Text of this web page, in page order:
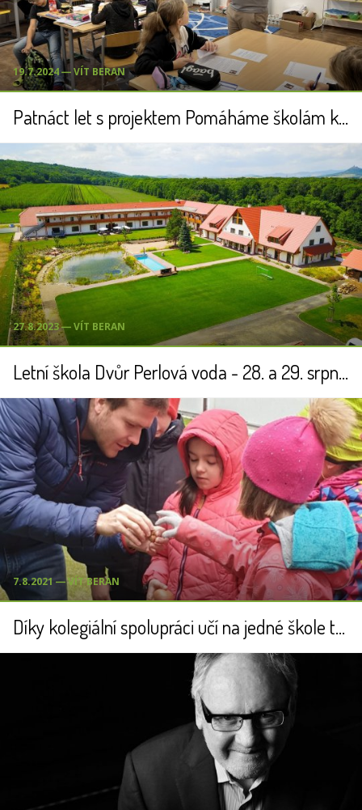
19.7.2024 ― VÍT BERAN
Patnáct let s projektem Pomáháme školám k úspěchu
27.8.2023 ― VÍT BERAN
Letní škola Dvůr Perlová voda - 28. a 29. srpna 2023
7.8.2021 ― VÍT BERAN
Díky kolegiální spolupráci učí na jedné škole teď 22 PEDAGOGŮ VENKU